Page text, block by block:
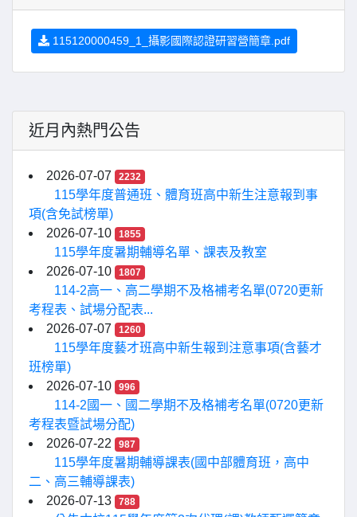
115120000459_1_攝影國際認證研習營簡章.pdf
近月內熱門公告
2026-07-07 2232
115學年度普通班、體育班高中新生注意報到事
項(含免試榜單)
2026-07-10
1855
115學年度暑期輔導名單、課表及教室
2026-07-10
1807
114-2高一、高二學期不及格補考名單(0720更新
考程表、試場分配表...
2026-07-07
1260
115學年度藝才班高中新生報到注意事項(含藝才
班榜單)
2026-07-10
996
114-2國一、國二學期不及格補考名單(0720更新
考程表暨試場分配)
2026-07-22
987
115學年度暑期輔導課表(國中部體育班，高中
二、高三輔導課表)
2026-07-13
788